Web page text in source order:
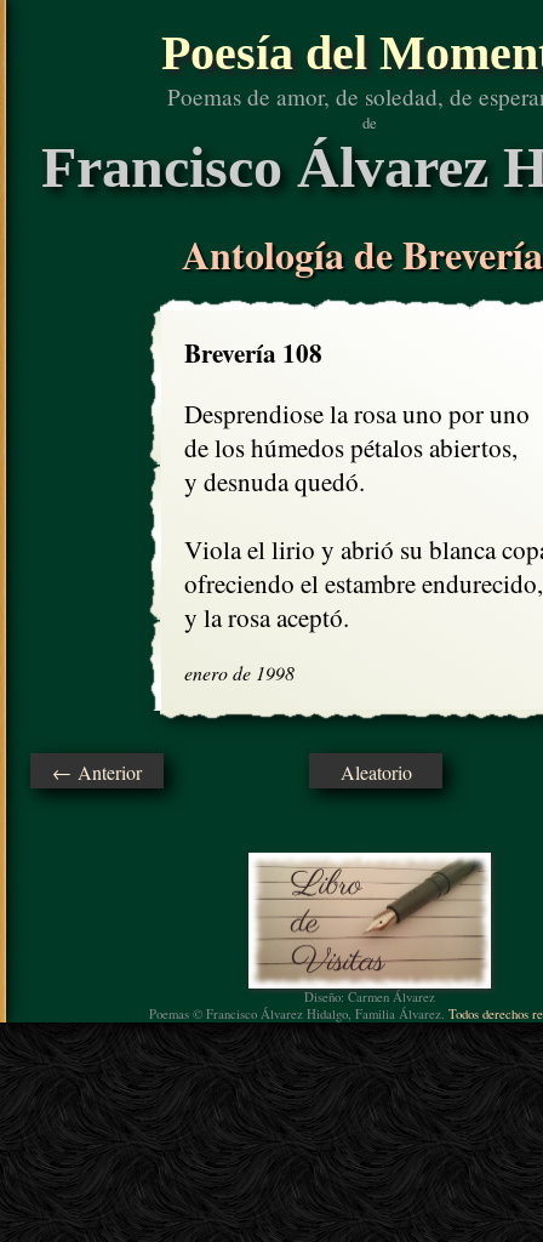
Poesía del
Poemas de amor, de soledad, de
de
Francisco Álvarez
Antología de
Brevería 108
Desprendiose la rosa uno por uno
de los húmedos pétalos abiertos,
y desnuda quedó.
Viola el lirio y abrió su blanca
ofreciendo el estambre endurecido,
y la rosa aceptó.
enero de 1998
← Anterior Aleatorio
Diseño: Carmen Álvarez
Poemas © Francisco Álvarez Hidalgo, Familia Álvarez. Todos derechos